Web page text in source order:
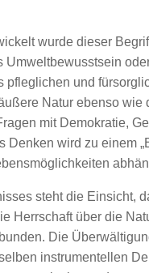
wurde dieser
Umweltbewusstsein
und
Natur ebenso
mit Demokratie,
Denken wird zu einem
steht die Einsicht,
Herrschaft über die
Die
instrumentellen